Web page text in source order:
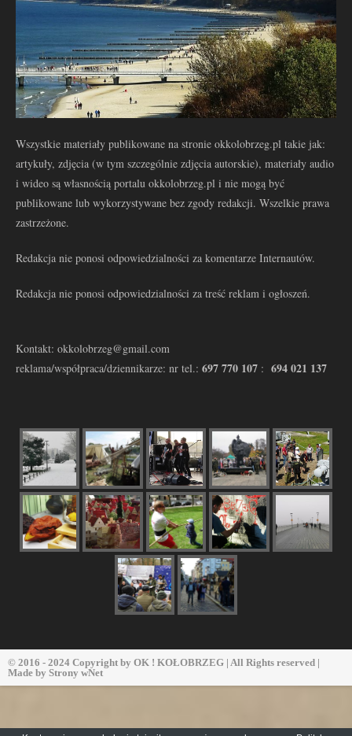
Wszystkie materiały publikowane na stronie okkolobrzeg.pl takie jak:
artykuły, zdjęcia (w tym szczególnie zdjęcia autorskie), materiały audio
i wideo są własnością portalu okkolobrzeg.pl i nie mogą być
publikowane lub wykorzystywane bez zgody redakcji. Wszelkie prawa
zastrzeżone.
Redakcja nie ponosi odpowiedzialności za komentarze Internautów.
Redakcja nie ponosi odpowiedzialności za treść reklam i ogłoszeń.
Kontakt: okkolobrzeg@gmail.com
reklama/współpraca/dziennikarze: nr tel.: 697 770 107 : 694 021 137
© 2016 - 2024 Copyright by OK ! KOŁOBRZEG | All Rights reserved |
Made by Strony wNet